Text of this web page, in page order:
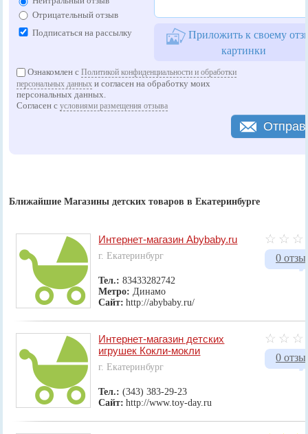
Отрицательный отзыв
Подписаться на рассылку
Приложить к своему
картинки
Ознакомлен сПолитикой конфиденциальности и обработки
персональных данных и согласен на обработку моих
персональных данных.
Согласен сусловиями размещения отзыва
Ближайшие Магазины детских товаров в Екатеринбурге
0
Интернет-магазин Abybaby.ru
г. Екатеринбург
Тел.:83433282742
Метро:Динамо
Сайт: http://abybaby.ru/
0
Интернет-магазин детских
игрушек Кокли-мокли
г. Екатеринбург
Тел.:(343) 383-29-23
Сайт: http://www.toy-day.ru